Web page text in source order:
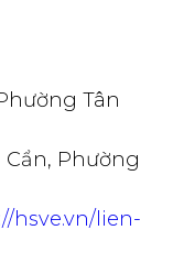
Tân
Phường
hsve.vn/lien-